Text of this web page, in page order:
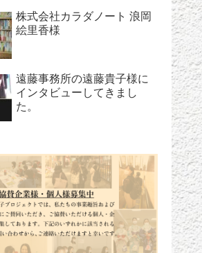
株式会社カラダノート 浪岡
絵里香様
遠藤事務所の遠藤貴子様に
インタビューしてきまし
た。